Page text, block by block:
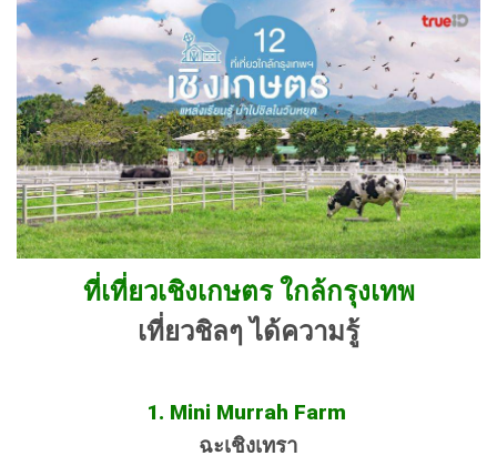
ที่เที่ยวเชิงเกษตร ใกล้กรุงเทพ
เที่ยวชิลๆ ได้ความรู้
1. Mini Murrah Farm
ฉะเชิงเทรา